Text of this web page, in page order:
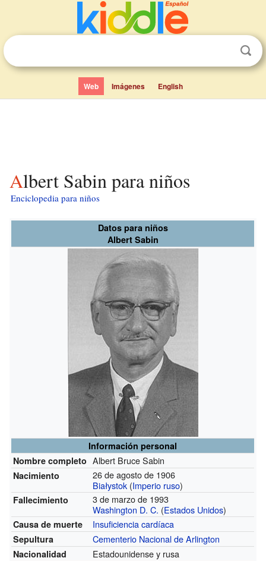
Web Imágenes English
Albert Sabin para niños
Enciclopedia para niños
Datos para niños
Albert Sabin
Información personal
Nombre completo Albert Bruce Sabin
Nacimiento
26 de agosto de 1906
Białystok (Imperio ruso)
Fallecimiento
3 de marzo de 1993
Washington D. C. (Estados Unidos)
Causa de muerte Insuficiencia cardíaca
Sepultura Cementerio Nacional de Arlington
Nacionalidad Estadounidense y rusa